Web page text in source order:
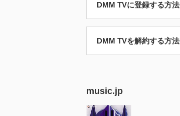
DMM TVに登録する方法
DMM TVを解約する方法
music.jp